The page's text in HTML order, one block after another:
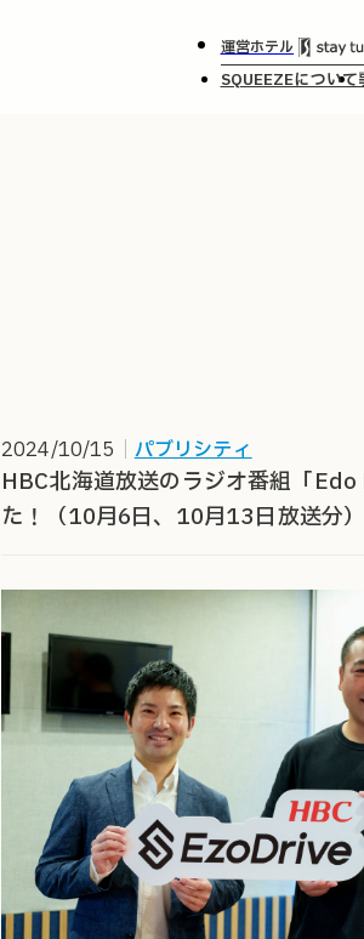
運営ホテル
SQUEEZEについて
2024/10/15 ｜パブリシティ
HBC北海道放送のラジオ番組「
た！（10月6日、10月13日放送分）